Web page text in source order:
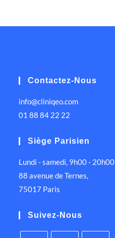
Contactez-Nous
info@cliniqeo.com
01 88 84 22 22
Siège Parisien
Lundi - samedi, 9h00 - 20h00
88 avenue de Ternes,
75017 Paris
Suivez-Nous